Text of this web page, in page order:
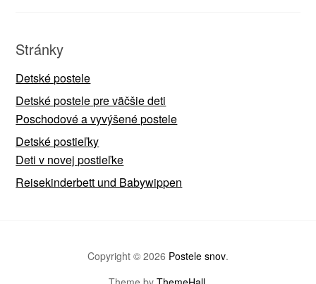
Stránky
Detské postele
Detské postele pre väčšie deti
Poschodové a vyvýšené postele
Detské postieľky
Deti v novej postieľke
Reisekinderbett und Babywippen
Copyright © 2026 Postele snov.